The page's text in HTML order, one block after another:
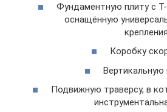
Фундаментную плиту с
оснащённую
Коробку
Вертикальную
Подвижную траверсу, в